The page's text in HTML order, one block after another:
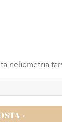
neliömetriä
>